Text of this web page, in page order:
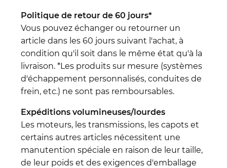
Politique de retour de 60 jours*
Vous pouvez échanger ou retourner un
article dans les 60 jours suivant l'achat, à
condition qu'il soit dans le même état qu'à la
livraison. *Les produits sur mesure (systèmes
d'échappement personnalisés, conduites de
frein, etc.) ne sont pas remboursables.
Expéditions volumineuses/lourdes
Les moteurs, les transmissions, les capots et
certains autres articles nécessitent une
manutention spéciale en raison de leur taille,
de leur poids et des exigences d'emballage